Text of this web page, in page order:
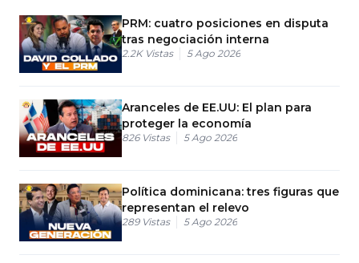
PRM: cuatro posiciones en disputa
tras negociación interna
2.2K Vistas 5 Ago 2026
Aranceles de EE.UU: El plan para
proteger la economía
826 Vistas 5 Ago 2026
Política dominicana: tres figuras que
representan el relevo
289 Vistas 5 Ago 2026